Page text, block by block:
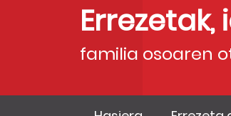
familia osoaren